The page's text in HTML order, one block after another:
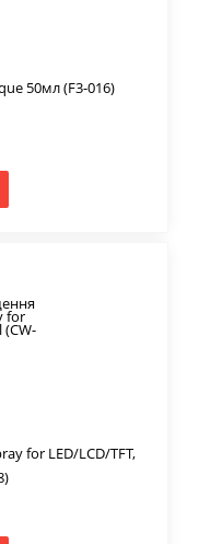
50мл (F3-016)
for LED/LCD/TFT,